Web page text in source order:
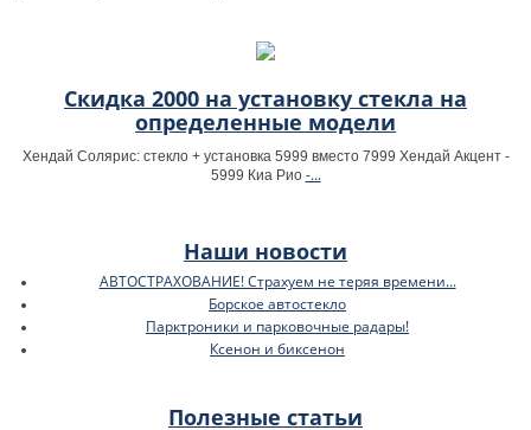
Скидка 2000 на установку стекла на
определенные модели
Хендай Солярис: стекло + установка 5999 вместо 7999 Хендай Акцент -
5999 Киа Рио -...
Наши новости
АВТОСТРАХОВАНИЕ! Страхуем не теряя времени...
Борское автостекло
Парктроники и парковочные радары!
Ксенон и биксенон
Полезные статьи